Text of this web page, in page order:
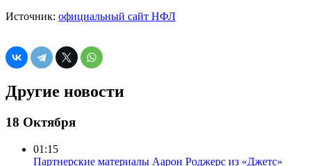
Источник: официальный сайт НФЛ
Другие новости
18 Октября
01:15
Партнерские материалы Аарон Роджерс из «Джетс»